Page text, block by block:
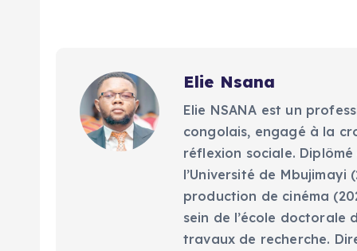
Elie Nsana
Elie NSANA est un
congolais, engagé à la
réflexion sociale.
l’Université de
production de cinéma
sein de l’école doctorale
travaux de recherche.